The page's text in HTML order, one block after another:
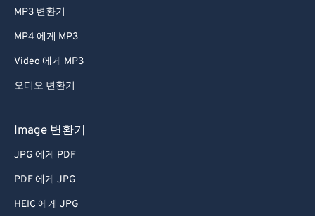
MP3 변환기
MP4 에게 MP3
Video 에게 MP3
오디오 변환기
Image 변환기
JPG 에게 PDF
PDF 에게 JPG
HEIC 에게 JPG